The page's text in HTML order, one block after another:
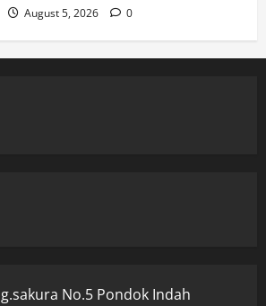
August 5, 2026 0
No.5 Pondok Indah